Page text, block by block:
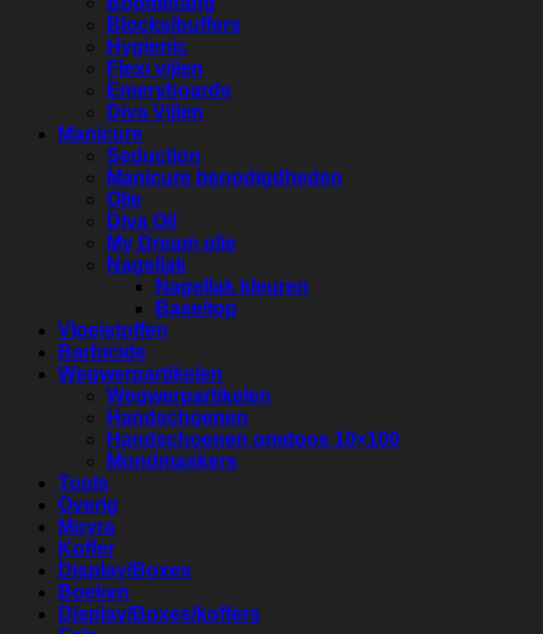
Blocks/buffers
Hygienic
Flexi vijlen
Emeryboards
Diva Vijlen
Manicure
Seduction
Manicure benodigdheden
Olie
Diva Oil
My Dream olie
Nagellak
Nagellak kleuren
Base/top
Vloeistoffen
Barbicide
Wegwerpartikelen
Wegwerpartikelen
Handschoenen
Handschoenen omdoos 10×100
Mondmaskers
Tools
Overig
Moyra
Koffer
Display/Boxes
Boeken
Display/Boxes/koffers